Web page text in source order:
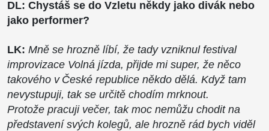
DL: Chystáš se do Vzletu někdy jako divák nebo
jako performer?
LK: Mně se hrozně líbí, že tady vzniknul festival
improvizace Volná jízda, přijde mi super, že něco
takového v České republice někdo dělá. Když tam
nevystupuji, tak se určitě chodím mrknout.
Protože pracuji večer, tak moc nemůžu chodit na
představení svých kolegů, ale hrozně rád bych viděl